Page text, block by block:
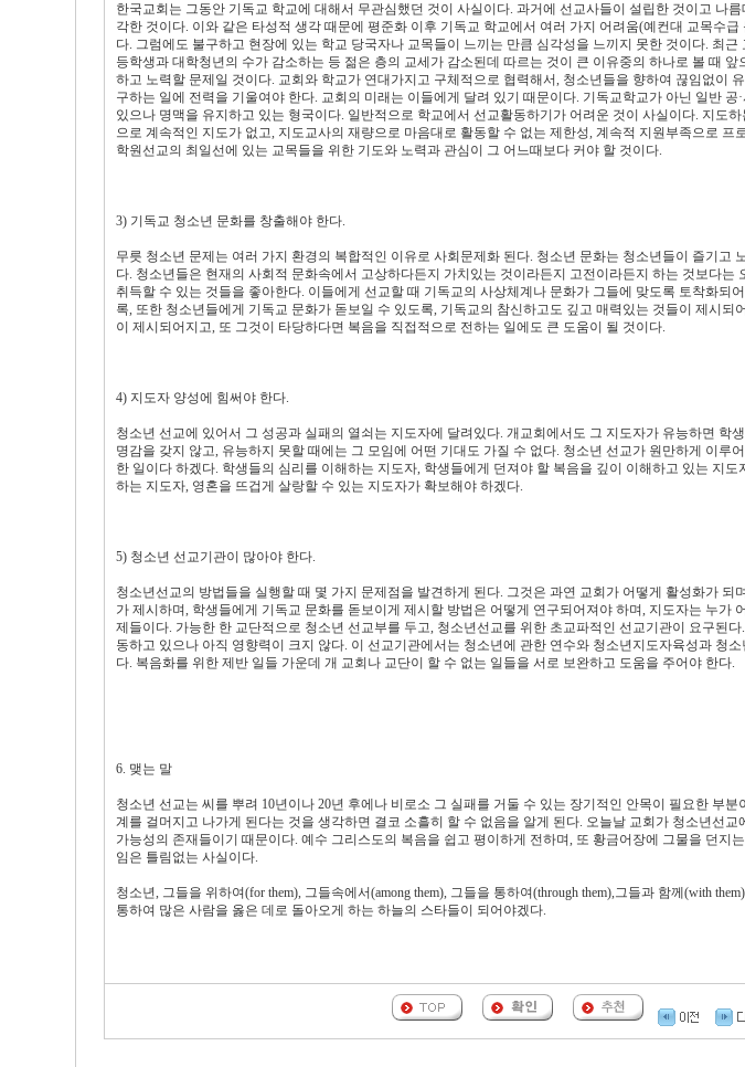
한국교회는 그동안 기독교 학교에 대해서 무관심했던 것이 사실이다. 과거에 선교사들이 설립한 것이고 나
각한 것이다. 이와 같은 타성적 생각 때문에 평준화 이후 기독교 학교에서 여러 가지 어려움(예컨대 교목수
다. 그럼에도 불구하고 현장에 있는 학교 당국자나 교목들이 느끼는 만큼 심각성을 느끼지 못한 것이다. 최
등학생과 대학청년의 수가 감소하는 등 젊은 층의 교세가 감소된데 따르는 것이 큰 이유중의 하나로 볼 때
하고 노력할 문제일 것이다. 교회와 학교가 연대가지고 구체적으로 협력해서, 청소년들을 향하여 끊임없이
구하는 일에 전력을 기울여야 한다. 교회의 미래는 이들에게 달려 있기 때문이다. 기독교학교가 아닌 일반
있으나 명맥을 유지하고 있는 형국이다. 일반적으로 학교에서 선교활동하기가 어려운 것이 사실이다. 지도
으로 계속적인 지도가 없고, 지도교사의 재량으로 마음대로 활동할 수 없는 제한성, 계속적 지원부족으로 프
학원선교의 최일선에 있는 교목들을 위한 기도와 노력과 관심이 그 어느때보다 커야 할 것이다.
3) 기독교 청소년 문화를 창출해야 한다.
무릇 청소년 문제는 여러 가지 환경의 복합적인 이유로 사회문제화 된다. 청소년 문화는 청소년들이 즐기고
다. 청소년들은 현재의 사회적 문화속에서 고상하다든지 가치있는 것이라든지 고전이라든지 하는 것보다는
취득할 수 있는 것들을 좋아한다. 이들에게 선교할 때 기독교의 사상체계나 문화가 그들에 맞도록 토착화되
록, 또한 청소년들에게 기독교 문화가 돋보일 수 있도록, 기독교의 참신하고도 깊고 매력있는 것들이 제시되
이 제시되어지고, 또 그것이 타당하다면 복음을 직접적으로 전하는 일에도 큰 도움이 될 것이다.
4) 지도자 양성에 힘써야 한다.
청소년 선교에 있어서 그 성공과 실패의 열쇠는 지도자에 달려있다. 개교회에서도 그 지도자가 유능하면 학
명감을 갖지 않고, 유능하지 못할 때에는 그 모임에 어떤 기대도 가질 수 없다. 청소년 선교가 원만하게 이루
한 일이다 하겠다. 학생들의 심리를 이해하는 지도자, 학생들에게 던져야 할 복음을 깊이 이해하고 있는 지
하는 지도자, 영혼을 뜨겁게 살랑할 수 있는 지도자가 확보해야 하겠다.
5) 청소년 선교기관이 많아야 한다.
청소년선교의 방법들을 실행할 때 몇 가지 문제점을 발견하게 된다. 그것은 과연 교회가 어떻게 활성화가 되
가 제시하며, 학생들에게 기독교 문화를 돋보이게 제시할 방법은 어떻게 연구되어져야 하며, 지도자는 누가
제들이다. 가능한 한 교단적으로 청소년 선교부를 두고, 청소년선교를 위한 초교파적인 선교기관이 요구된
동하고 있으나 아직 영향력이 크지 않다. 이 선교기관에서는 청소년에 관한 연수와 청소년지도자육성과 청
다. 복음화를 위한 제반 일들 가운데 개 교회나 교단이 할 수 없는 일들을 서로 보완하고 도움을 주어야 한다.
6. 맺는 말
청소년 선교는 씨를 뿌려 10년이나 20년 후에나 비로소 그 실패를 거둘 수 있는 장기적인 안목이 필요한 부
계를 걸머지고 나가게 된다는 것을 생각하면 결코 소흘히 할 수 없음을 알게 된다. 오늘날 교회가 청소년선
가능성의 존재들이기 때문이다. 예수 그리스도의 복음을 쉽고 평이하게 전하며, 또 황금어장에 그물을 던지
임은 틀림없는 사실이다.
청소년, 그들을 위하여(for them), 그들속에서(among them), 그들을 통하여(through them),그들과 함께(with
통하여 많은 사람을 옳은 데로 돌아오게 하는 하늘의 스타들이 되어야겠다.